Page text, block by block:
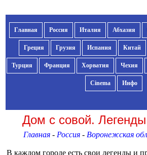
Главная Россия Италия Абхазия
Греция Грузия Испания Китай
Турция Франция Хорватия Чехия
Cinema Инфо
Дом с совой.
Главная - Россия - Воронежская
В каждом городе есть свои легенды и